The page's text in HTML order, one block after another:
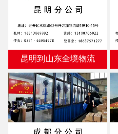
昆明到山东全境物流